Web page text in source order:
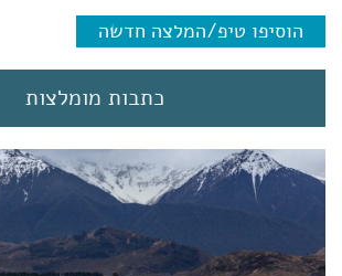
הוסיפו טיפ/המלצה חדשה
כתבות מומלצות